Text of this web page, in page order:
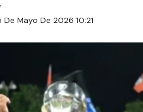
Mayo De 2026 10:21